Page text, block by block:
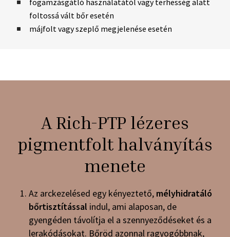
foltossá vált bőr esetén
májfolt vagy szeplő megjelenése esetén
A Rich-PTP lézeres
pigmentfolt halványítás
menete
Az arckezelésed egy kényeztető, mélyhidratáló
bőrtisztítással indul, ami alaposan, de
gyengéden távolítja el a szennyeződéseket és a
lerakódásokat. Bőröd azonnal ragyogóbbnak,